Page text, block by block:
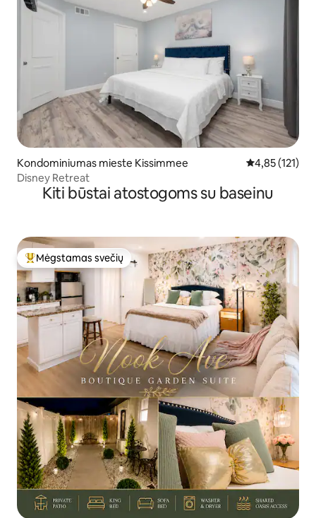
Kondominiumas mieste Kissimmee Vidutinis
4,85 (121)
Disney Retreat
Kiti būstai atostogoms su baseinu
Svečių mėgstamiausias
Mėgstamas svečių